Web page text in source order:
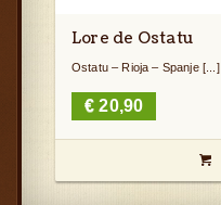
Lore de Ostatu
Ostatu – Rioja – Spanje [...]
€ 20,90
